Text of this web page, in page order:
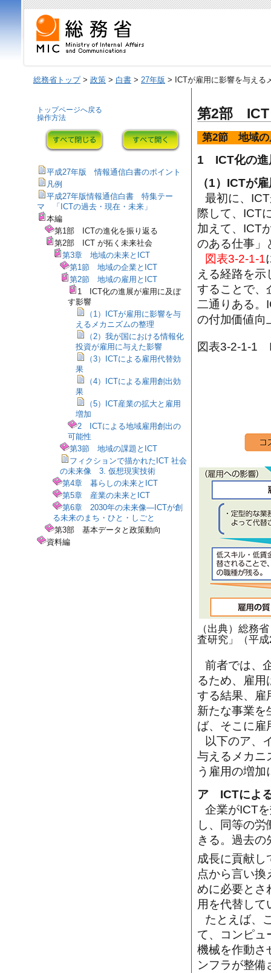
総務省トップ> 政策 > 白書 > 27年版 > ICTが雇用に影響を与える
第2部 ICT
第2節 地域の
1 ICT化の進
（1）ICTが
最初に、
際して、ICT
加えて、ICT
のある仕事」
図表3-2-1-1
える経路を
することで、
二通りある。
の付加価値向
図表3-2-1-1
（出典）総務
査研究」（平
前者では、
るため、雇用
する結果、雇
新たな事業を
ば、そこに雇
以下のア、
与えるメカニ
う雇用の増加
ア ICTによ
企業がICT
し、同等の
きる。過去
成長に貢献し
点から言い換
めに必要とさ
用を代替して
たとえば、
て、コンピュ
機械を作動さ
ンフラが整備
トップページへ戻る
操作方法
平成27年版 情報通信白書のポイント
凡例
平成27年版情報通信白書 特集テー
マ 「ICTの過去・現在・未来」
本編
第1部 ICTの進化を振り返る
第2部 ICT が拓く未来社会
第3章 地域の未来とICT
第1節 地域の企業とICT
第2節 地域の雇用とICT
1 ICT化の進展が雇用に及ぼ
す影響
（1）ICTが雇用に影響を与
えるメカニズムの整理
（2）我が国における情報化
投資が雇用に与えた影響
（3）ICTによる雇用代替効
果
（4）ICTによる雇用創出効
果
（5）ICT産業の拡大と雇用
増加
2 ICTによる地域雇用創出の
可能性
第3節 地域の課題とICT
フィクションで描かれたICT 社会
の未来像 3. 仮想現実技術
第4章 暮らしの未来とICT
第5章 産業の未来とICT
第6章 2030年の未来像―ICTが創
る未来のまち・ひと・しごと
第3部 基本データと政策動向
資料編